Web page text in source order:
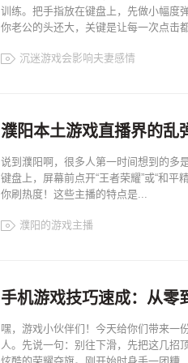
训练。把手指放在键盘上，先做小幅度
你老公的头还大，关键是让每一次点击
沉迷游戏会影响夫妻感情
濮阳本土游戏直播界的乱
说到濮阳啊，很多人第一时间想到的多
键盘上，屏幕前点开“王者荣耀”或“和
你刷热度！这些主播的特点是...
濮阳的游戏主播
手机游戏技巧速成：从零
嘿，游戏小伙伴们！今天给你们带来一
人。先说一句：别往下滑，先把这几招